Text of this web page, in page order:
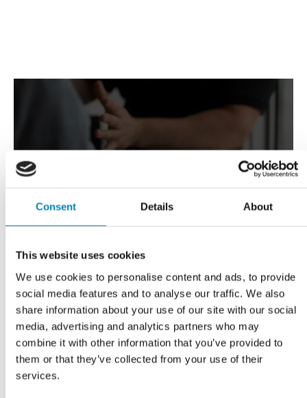
Consent Details About
This website uses cookies
We use cookies to personalise content and ads, to provide
social media features and to analyse our traffic. We also
share information about your use of our site with our social
media, advertising and analytics partners who may
combine it with other information that you’ve provided to
them or that they’ve collected from your use of their
services.
Professionel rådgivning